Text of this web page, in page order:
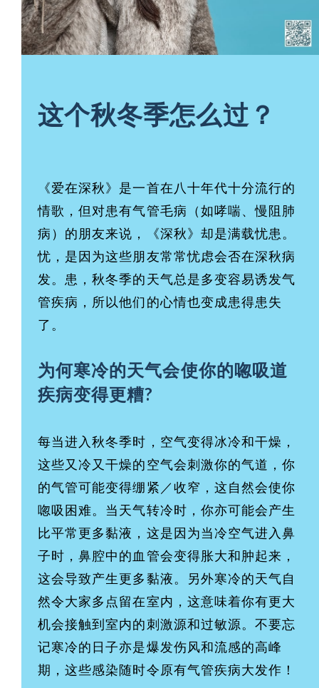
这个秋冬季怎么过？
《爱在深秋》是一首在八十年代十分流行的
情歌，但对患有气管毛病（如哮喘、慢阻肺
病）的朋友来说，《深秋》却是满载忧患。
忧，是因为这些朋友常常忧虑会否在深秋病
发。患，秋冬季的天气总是多变容易诱发气
管疾病，所以他们的心情也变成患得患失
了。
为何寒冷的天气会使你的唿吸道
疾病变得更糟?
每当进入秋冬季时，空气变得冰冷和干燥，
这些又冷又干燥的空气会刺激你的气道，你
的气管可能变得绷紧／收窄，这自然会使你
唿吸困难。当天气转冷时，你亦可能会产生
比平常更多黏液，这是因为当冷空气进入鼻
子时，鼻腔中的血管会变得胀大和肿起来，
这会导致产生更多黏液。另外寒冷的天气自
然令大家多点留在室内，这意味着你有更大
机会接触到室内的刺激源和过敏源。不要忘
记寒冷的日子亦是爆发伤风和流感的高峰
期，这些感染随时令原有气管疾病大发作！